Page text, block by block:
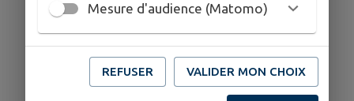
Mesure d'audience (Matomo)
REFUSER VALIDER MON CHOIX